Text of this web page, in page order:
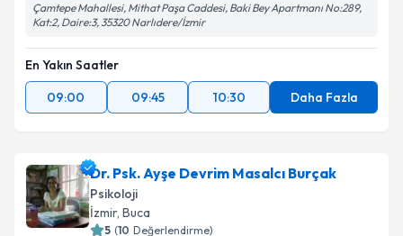
Çamtepe Mahallesi, Mithat Paşa Caddesi, Baki Bey Apartmanı No:289,
Kat:2, Daire:3, 35320 Narlıdere/İzmir
En Yakın Saatler
09:00
09:45 10:30 Daha Fazla
Dr. Psk. Ayşe Devrim Masalcı Burçak
Psikoloji
İzmir, Buca
5 (10 Değerlendirme)